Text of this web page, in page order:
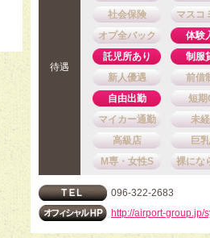
待遇
社会保険
マスコ
オプ全バック
体験
託児所あり
制服
新人優遇
前借
自由出勤
短期
マイカー通勤
未
高級店
巨
M専・女性S
裸にな
096-322-2683
http://airport-group.jp/